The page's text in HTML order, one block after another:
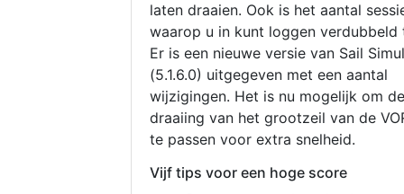
laten draaien. Ook is het aantal
waarop u in kunt loggen verdubbeld
Er is een nieuwe versie van Sail
(5.1.6.0) uitgegeven met een aantal
wijzigingen. Het is nu mogelijk om de
draaiing van het grootzeil van de
te passen voor extra snelheid.
Vijf tips voor een hoge score